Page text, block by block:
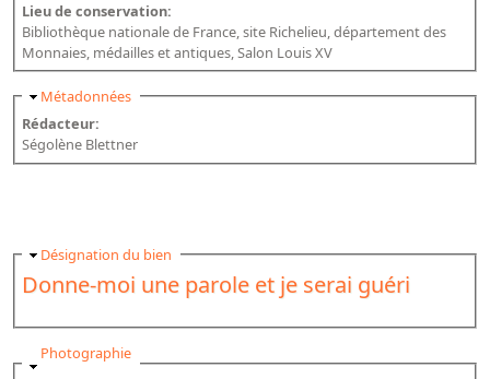
Lieu de conservation:
Bibliothèque nationale de France, site Richelieu, département des
Monnaies, médailles et antiques, Salon Louis XV
Masquer
Métadonnées
Rédacteur:
Ségolène Blettner
Masquer
Désignation du bien
Donne-moi une parole et je serai guéri
Masquer
Photographie